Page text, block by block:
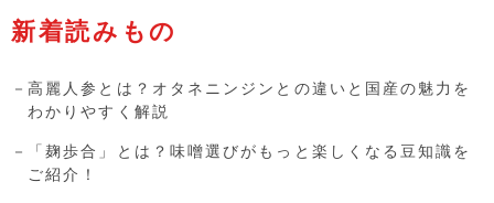
新着読みもの
高麗人参とは？オタネニンジンとの違いと国産の魅力を
わかりやすく解説
「麹歩合」とは？味噌選びがもっと楽しくなる豆知識を
ご紹介！